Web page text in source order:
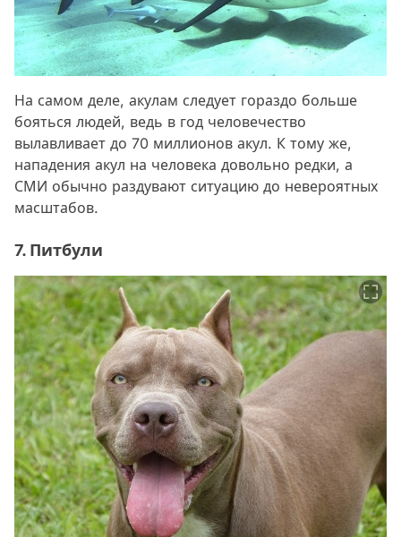
На самом деле, акулам следует гораздо больше
бояться людей, ведь в год человечество
вылавливает до 70 миллионов акул. К тому же,
нападения акул на человека довольно редки, а
СМИ обычно раздувают ситуацию до невероятных
масштабов.
7. Питбули